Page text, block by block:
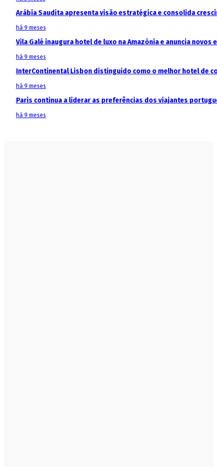
Arábia Saudita apresenta visão estratégica e consolida
há 9 meses
Vila Galé inaugura hotel de luxo na Amazónia e anuncia
há 9 meses
InterContinental Lisbon distinguido como o melhor hotel de
há 9 meses
Paris continua a liderar as preferências dos viajantes
há 9 meses